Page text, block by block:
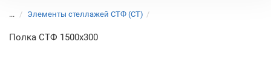
... Элементы стеллажей СТФ (СТ)
Полка СТФ 1500x300